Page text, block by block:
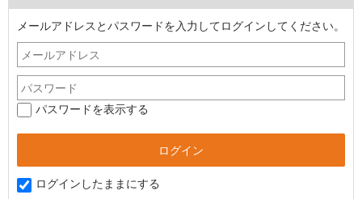
メールアドレスとパスワードを入力してログインしてください。
パスワードを表示する
ログインしたままにする